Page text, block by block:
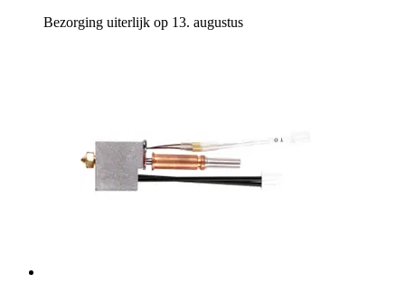
Bezorging uiterlijk op 13. augustus